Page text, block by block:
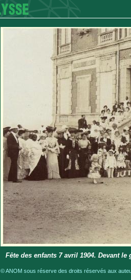
Fête des enfants 7 avril 1904. Devant le
© ANOM sous réserve des droits réservés aux